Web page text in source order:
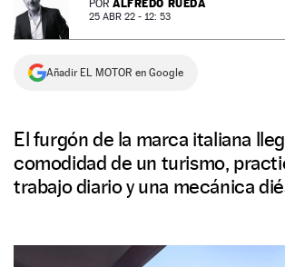
NEWSLETTER
SÍGUENOS
POR ALFREDO RUEDA
25 ABR 22 - 12: 53
Añadir EL MOTOR en Google
El furgón de la marca italiana
comodidad de un turismo,
trabajo diario y una mecánica